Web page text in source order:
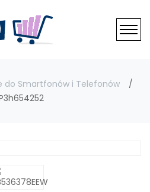
do Smartfonów i Telefonów